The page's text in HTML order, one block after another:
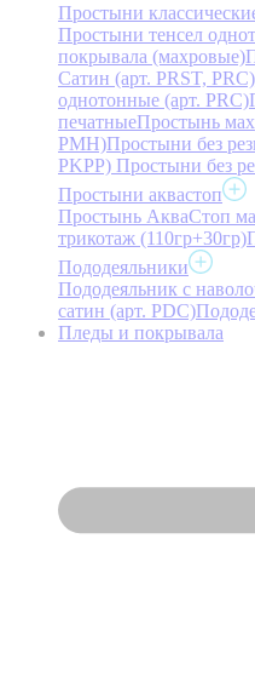
Простыни
Простыни тенсел
покрывала (махровые)
Сатин (арт. PRST, PRC)
однотонные (арт. PRC)
печатныеПростынь
PMH)Простыни без
PKPP) Простыни без
Простыни аквастоп
Простынь АкваСтоп
трикотаж (110гр+30гр)
Пододеяльники
Пододеяльник с
сатин (арт. PDC)
Пледы и покрывала